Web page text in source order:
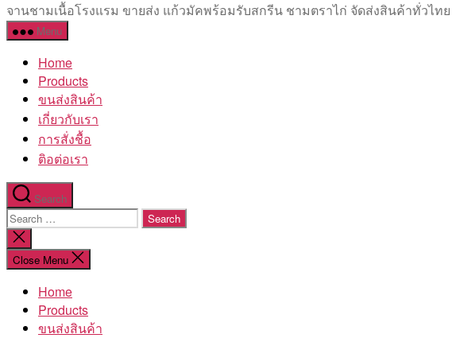
จานชามเนื้อโรงแรม ขายส่ง แก้วมัคพร้อมรับสกรีน ชามตราไก่ จัดส่งสินค้าทั่วไทย
Menu
Home
Products
ขนส่งสินค้า
เกี่ยวกับเรา
การสั่งชื้อ
ติอต่อเรา
Search
Search
for:
Close
search
Close Menu
Home
Products
ขนส่งสินค้า